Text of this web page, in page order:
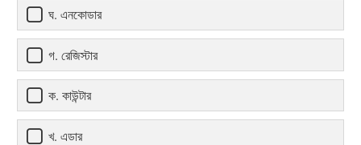
ঘ. এনকোডার
গ. রেজিস্টার
ক. কাউন্টার
খ. এডার